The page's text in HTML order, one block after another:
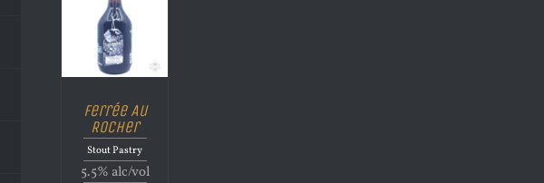
Ferrée Au
Rocher
Stout Pastry
5.5% alc/vol